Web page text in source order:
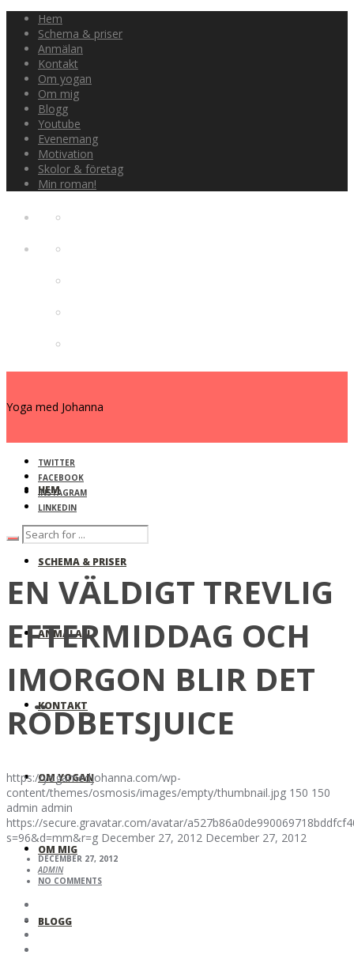
Hem
Schema & priser
Anmälan
Kontakt
Om yogan
Om mig
Blogg
Youtube
Evenemang
Motivation
Skolor & företag
Min roman!
Yoga med Johanna
HEM
SCHEMA & PRISER
ANMÄLAN
KONTAKT
OM YOGAN
OM MIG
BLOGG
TWITTER
FACEBOOK
INSTAGRAM
LINKEDIN
EN VÄLDIGT TREVLIG
EFTERMIDDAG OCH
IMORGON BLIR DET
RÖDBETSJUICE
https://yogamedjohanna.com/wp-
content/themes/osmosis/images/empty/thumbnail.jpg 150 150
admin admin
https://secure.gravatar.com/avatar/
s=96&d=mm&r=g December 27, 2012 December 27, 2012
DECEMBER 27, 2012
ADMIN
NO COMMENTS